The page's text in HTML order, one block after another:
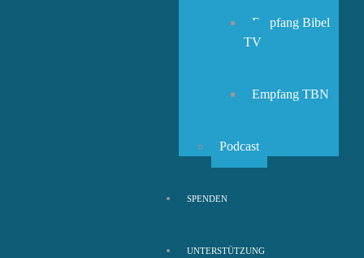
Empfang Bibel
TV
Empfang TBN
Podcast
SPENDEN
UNTERSTÜTZUNG